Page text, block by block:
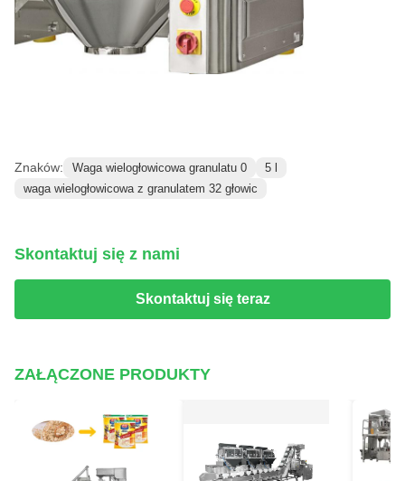
Znaków: Waga wielogłowicowa granulatu 0
5 l
waga wielogłowicowa z granulatem 32 głowic
Skontaktuj się z nami
Skontaktuj się teraz
ZAŁĄCZONE PRODUKTY